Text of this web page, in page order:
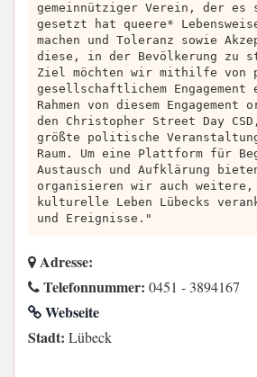
gemeinnütziger Verein, der es
gesetzt hat queere*
machen und Toleranz sowie
diese, in der Bevölkerung zu
Ziel möchten wir mithilfe von
gesellschaftlichem
Rahmen von diesem
den Christopher Street Day
größte politische
Raum. Um eine Plattform für
Austausch und Aufklärung
organisieren wir auch
kulturelle Leben Lübecks
und Ereignisse."
Adresse:
Telefonnummer: 0451 - 3894167
Webseite
Stadt: Lübeck